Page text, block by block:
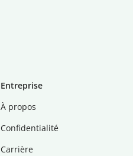
Entreprise
À propos
Confidentialité
Carrière